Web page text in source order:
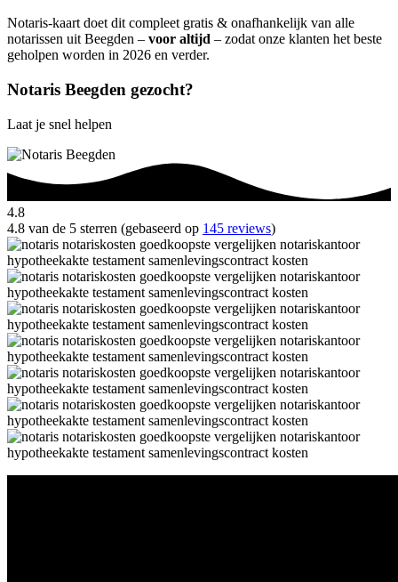
Notaris-kaart doet dit compleet gratis & onafhankelijk van alle
notarissen uit Beegden – voor altijd – zodat onze klanten het beste
geholpen worden in 2026 en verder.
Notaris Beegden gezocht?
Laat je snel helpen
4.8
4.8 van de 5 sterren (gebaseerd op 145 reviews)